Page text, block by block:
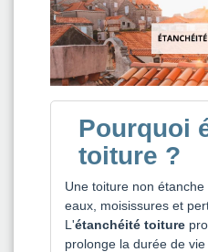
Pourquoi
toiture ?
Une toiture non
eaux, moisissures et
L'étanchéité toiture
prolonge la durée de